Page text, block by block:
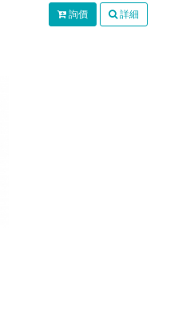
詢價 詳細